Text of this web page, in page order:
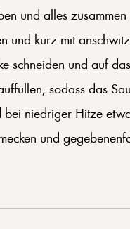
und alles
und kurz mit
schneiden und auf
sodass das
bei niedriger Hitze
und